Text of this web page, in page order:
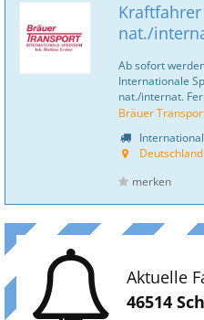
nat./
Ab sofort
Internationale
nat./internat.
Bräuer
International
Deutschland
merken
Aktuelle
46514